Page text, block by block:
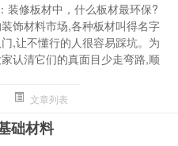
装修板材中，什么板材最环保?
饰材料市场,各种板材叫得名字
,让不懂行的人很容易踩坑。为
认清它们的真面目少走弯路,顺
文章列表
础材料